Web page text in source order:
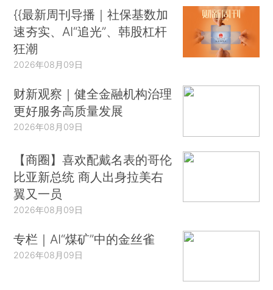
{{最新周刊导播｜社保基数加
速夯实、AI“追光”、韩股杠杆
狂潮
2026年08月09日
财新观察｜健全金融机构治理
更好服务高质量发展
2026年08月09日
【商圈】喜欢配戴名表的哥伦
比亚新总统 商人出身拉美右
翼又一员
2026年08月09日
专栏｜AI“煤矿”中的金丝雀
2026年08月09日